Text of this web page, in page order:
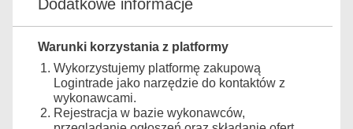
Dodatkowe informacje
Warunki korzystania z platformy
Wykorzystujemy platformę zakupową
Logintrade jako narzędzie do kontaktów z
wykonawcami.
Rejestracja w bazie wykonawców,